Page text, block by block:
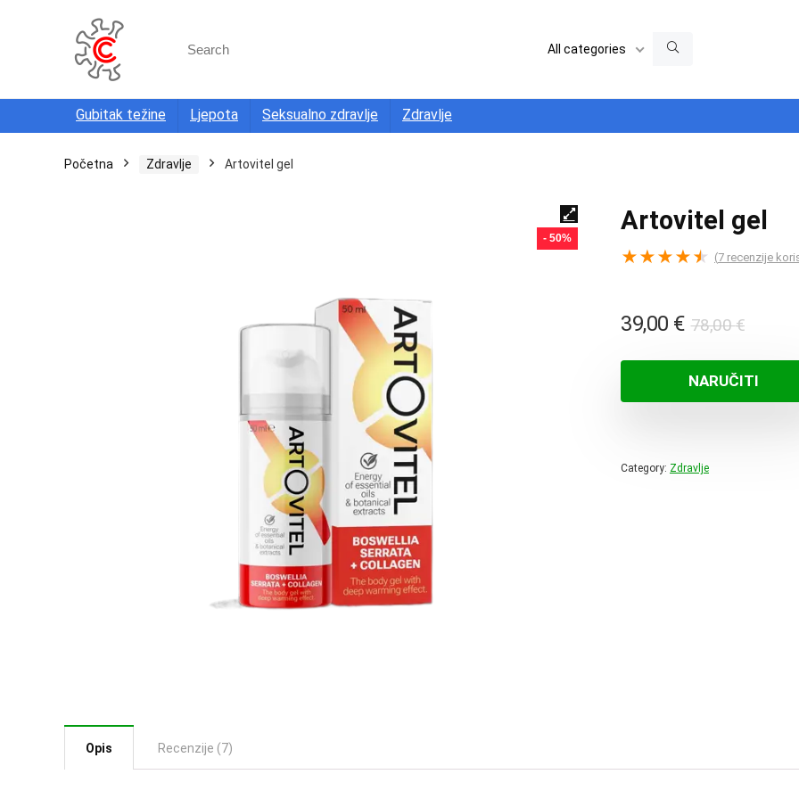
for:
All categories
Gubitak težine Ljepota Seksualno zdravlje Zdravlje
Početna Zdravlje Artovitel gel
- 50%
Artovitel gel
★★★★★ (7 recenzije
78,00€
bila
je:
39,00 €
je:
39,00
NARUČITI
Category: Zdravlje
Opis Recenzije (7)